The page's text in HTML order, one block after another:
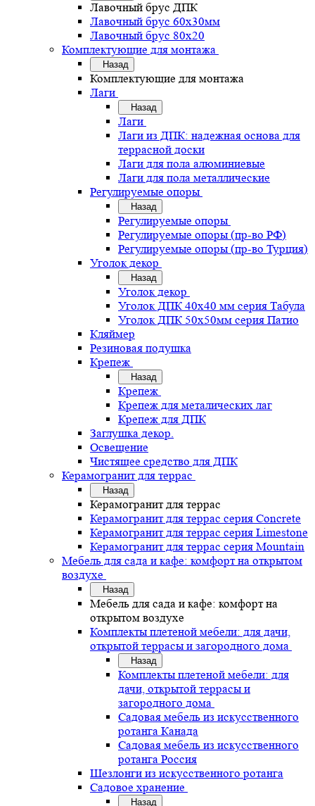
Лавочный брус ДПК
Лавочный брус 60х30мм
Лавочный брус 80х20
Комплектующие для монтажа
Назад
Комплектующие для монтажа
Лаги
Назад
Лаги
Лаги из ДПК: надежная основа для
террасной доски
Лаги для пола алюминиевые
Лаги для пола металлические
Регулируемые опоры
Назад
Регулируемые опоры
Регулируемые опоры (пр-во РФ)
Регулируемые опоры (пр-во Турция)
Уголок декор
Назад
Уголок декор
Уголок ДПК 40х40 мм серия Табула
Уголок ДПК 50х50мм серия Патио
Кляймер
Резиновая подушка
Крепеж
Назад
Крепеж
Крепеж для металических лаг
Крепеж для ДПК
Заглушка декор.
Освещение
Чистящее средство для ДПК
Керамогранит для террас
Назад
Керамогранит для террас
Керамогранит для террас серия Concrete
Керамогранит для террас серия Limestone
Керамогранит для террас серия Mountain
Мебель для сада и кафе: комфорт на открытом
воздухе
Назад
Мебель для сада и кафе: комфорт на
открытом воздухе
Комплекты плетеной мебели: для дачи,
открытой террасы и загородного дома
Назад
Комплекты плетеной мебели: для
дачи, открытой террасы и
загородного дома
Садовая мебель из искусственного
ротанга Канада
Садовая мебель из искусственного
ротанга Россия
Шезлонги из искусственного ротанга
Садовое хранение
Назад